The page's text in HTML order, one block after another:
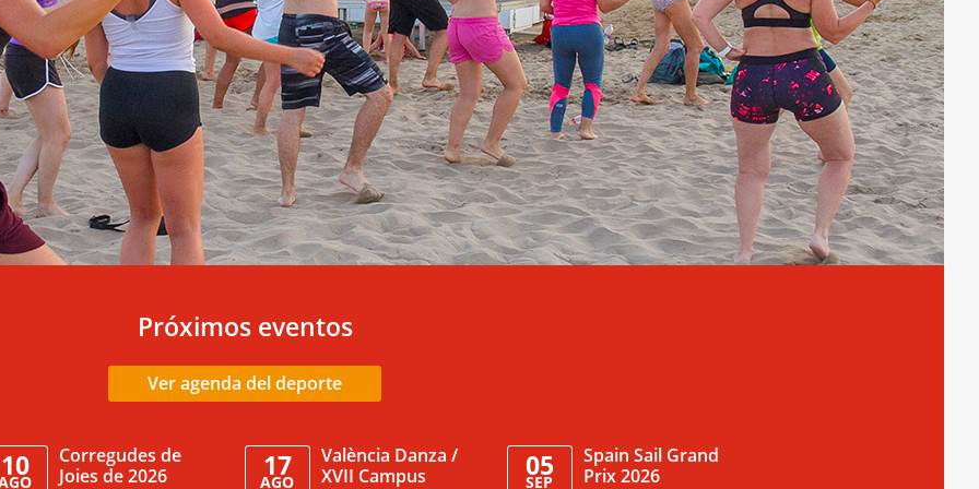
Próximos eventos
Ver agenda del deporte
10
Corregudes de
Joies de 2026
17
AGO
València Danza /
XVII Campus
05
SEP
Spain Sail Grand
Prix 2026